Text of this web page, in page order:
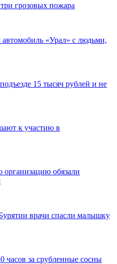
грозовых пожара
«Урал» с людьми,
15 тысяч рублей и не
к участию в
обязали
врачи спасли малышку
часов за срубленные сосны